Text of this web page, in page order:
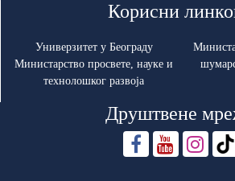
Корисни
Универзитет у Београду
Министарство просвете, науке и
технолошког развоја
Друштвене